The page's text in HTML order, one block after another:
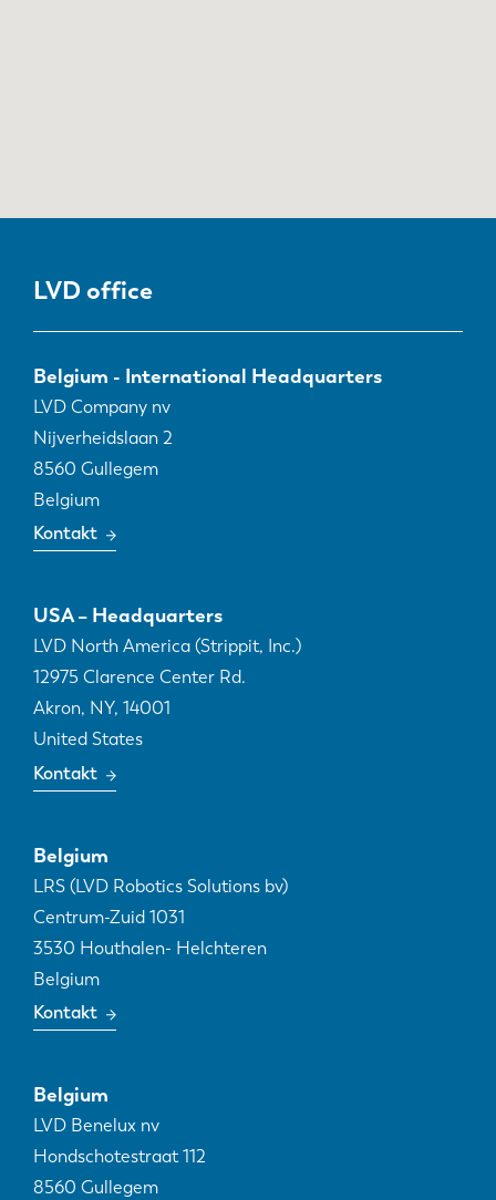
LVD office
Belgium - International Headquarters
LVD Company nv
Nijverheidslaan 2
8560 Gullegem
Belgium
Kontakt
USA – Headquarters
LVD North America (Strippit, Inc.)
12975 Clarence Center Rd.
Akron, NY, 14001
United States
Kontakt
Belgium
LRS (LVD Robotics Solutions bv)
Centrum-Zuid 1031
3530 Houthalen- Helchteren
Belgium
Kontakt
Belgium
LVD Benelux nv
Hondschotestraat 112
8560 Gullegem